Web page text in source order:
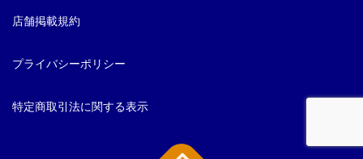
店舗掲載規約
プライバシーポリシー
特定商取引法に関する表示